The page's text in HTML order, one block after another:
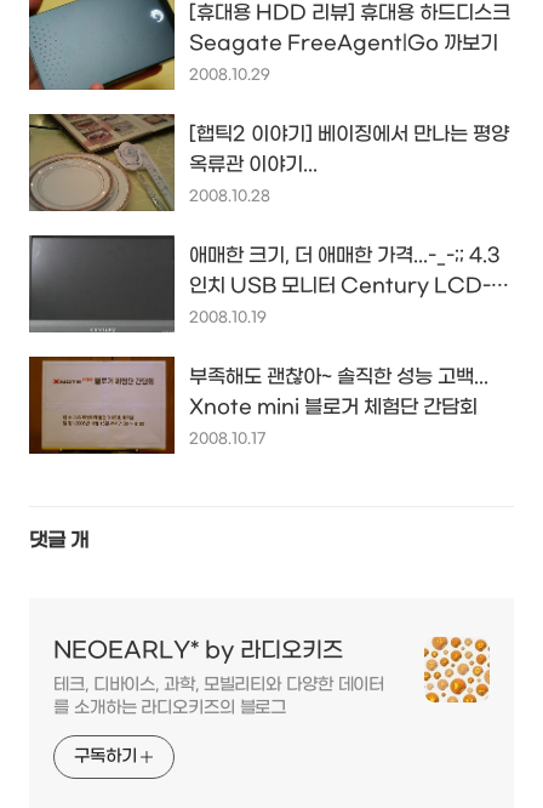
[휴대용 HDD 리뷰] 휴대용 하드디스크
Seagate FreeAgent|Go 까보기
2008.10.29
[햅틱2 이야기] 베이징에서 만나는 평양
옥류관 이야기...
2008.10.28
애매한 크기, 더 애매한 가격...-_-;; 4.3
인치 USB 모니터 Century LCD-
4300U
2008.10.19
부족해도 괜찮아~ 솔직한 성능 고백...
Xnote mini 블로거 체험단 간담회
2008.10.17
댓글 개
NEOEARLY* by 라디오키즈
테크, 디바이스, 과학, 모빌리티와 다양한 데이터
를 소개하는 라디오키즈의 블로그
구독하기